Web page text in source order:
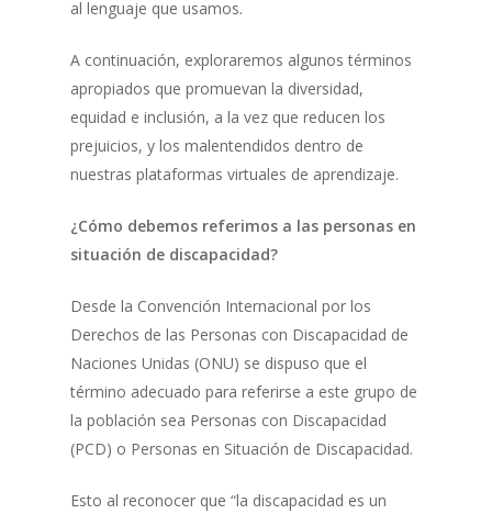
al lenguaje que usamos.
A continuación, exploraremos algunos términos
apropiados que promuevan la diversidad,
equidad e inclusión, a la vez que reducen los
prejuicios, y los malentendidos dentro de
nuestras plataformas virtuales de aprendizaje.
¿Cómo debemos referimos a las personas en
situación de discapacidad?
Desde la Convención Internacional por los
Derechos de las Personas con Discapacidad de
Naciones Unidas (ONU) se dispuso que el
término adecuado para referirse a este grupo de
la población sea Personas con Discapacidad
(PCD) o Personas en Situación de Discapacidad.
Esto al reconocer que “la discapacidad es un